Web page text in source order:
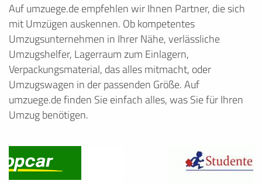
Auf umzuege.de empfehlen wir Ihnen Partner, die sich
mit Umzügen auskennen. Ob kompetentes
Umzugsunternehmen in Ihrer Nähe, verlässliche
Umzugshelfer, Lagerraum zum Einlagern,
Verpackungsmaterial, das alles mitmacht, oder
Umzugswagen in der passenden Größe. Auf
umzuege.de finden Sie einfach alles, was Sie für Ihren
Umzug benötigen.